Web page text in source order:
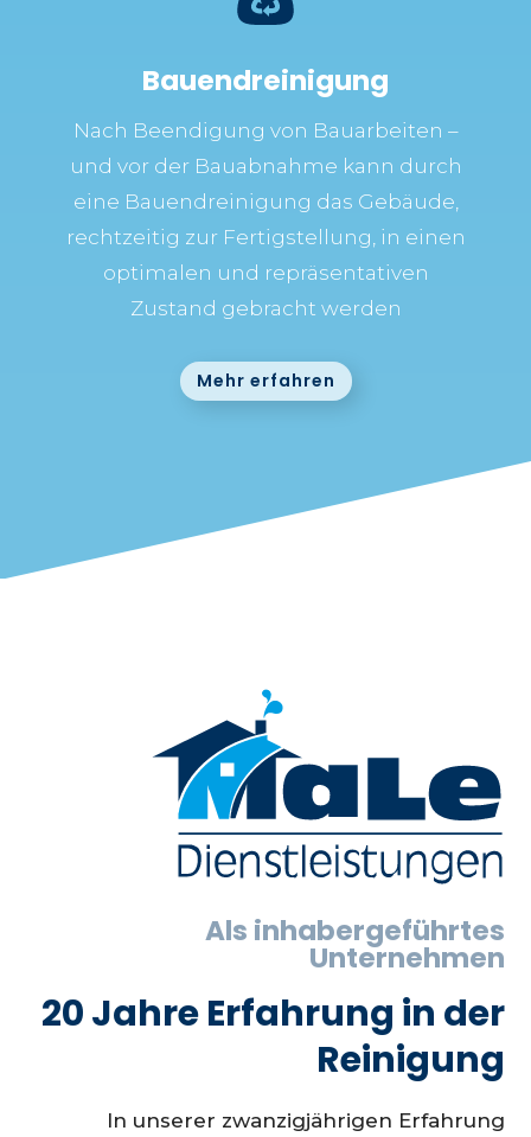
Bauendreinigung
Nach Beendigung von Bauarbeiten –
und vor der Bauabnahme kann durch
eine Bauendreinigung das Gebäude,
rechtzeitig zur Fertigstellung, in einen
optimalen und repräsentativen
Zustand gebracht werden
Mehr erfahren
Als inhabergeführtes
Unternehmen
20 Jahre Erfahrung in der
Reinigung
In unserer zwanzigjährigen Erfahrung